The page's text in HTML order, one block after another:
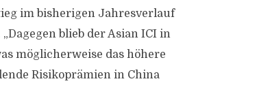
im bisherigen Jahresverlauf
blieb der Asian ICI in
möglicherweise das höhere
Risikoprämien in China